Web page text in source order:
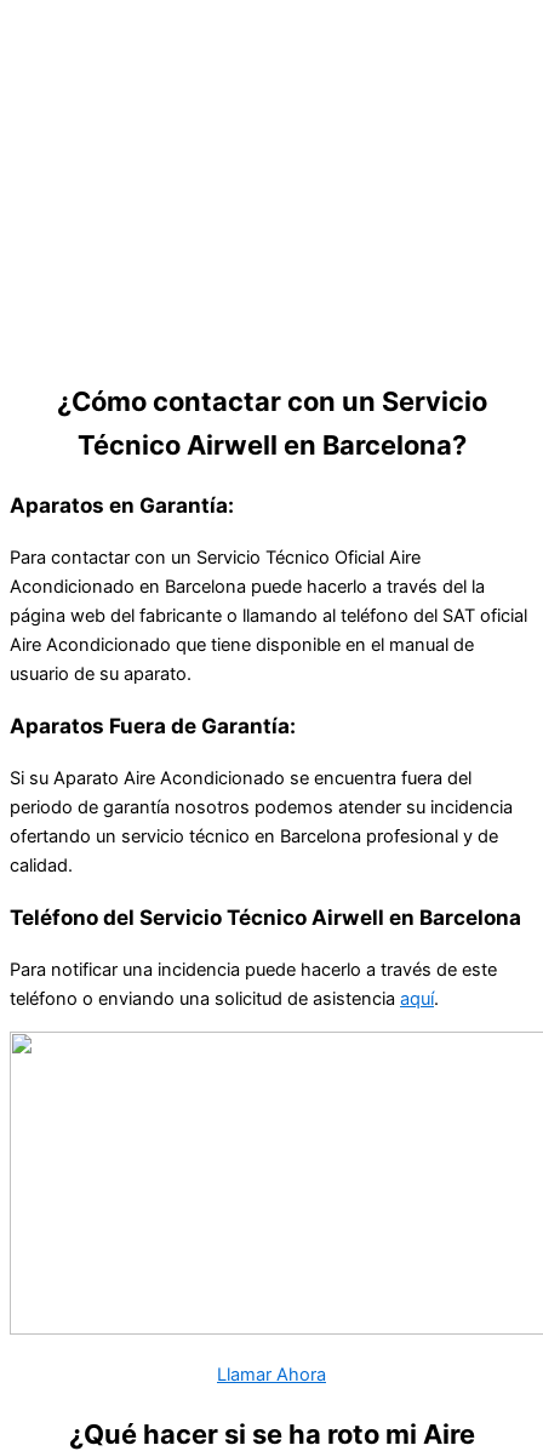
¿Cómo contactar con un Servicio
Técnico Airwell en Barcelona?
Aparatos en Garantía:
Para contactar con un Servicio Técnico Oficial Aire
Acondicionado en Barcelona puede hacerlo a través del la
página web del fabricante o llamando al teléfono del SAT oficial
Aire Acondicionado que tiene disponible en el manual de
usuario de su aparato.
Aparatos Fuera de Garantía:
Si su Aparato Aire Acondicionado se encuentra fuera del
periodo de garantía nosotros podemos atender su incidencia
ofertando un servicio técnico en Barcelona profesional y de
calidad.
Teléfono del Servicio Técnico Airwell en Barcelona
Para notificar una incidencia puede hacerlo a través de este
teléfono o enviando una solicitud de asistencia aquí.
Llamar Ahora
¿Qué hacer si se ha roto mi Aire